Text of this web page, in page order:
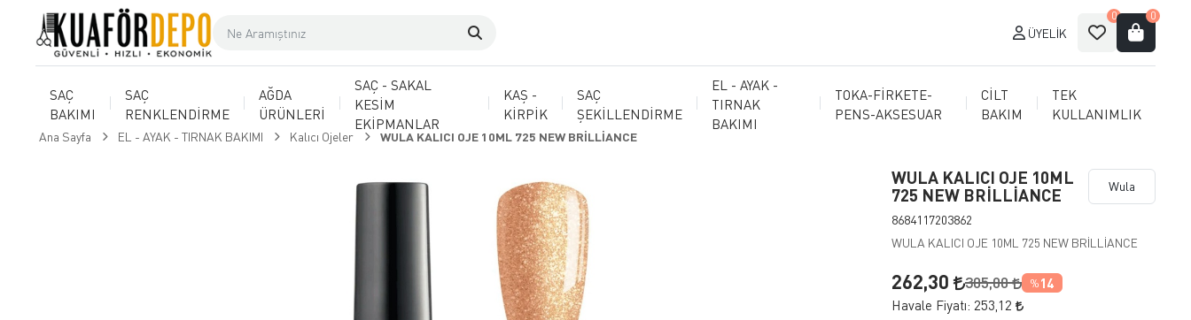
ÜYELIK
0 0
SAÇ
BAKIMI
SAÇ
RENKLENDİRME
AĞDA
ÜRÜNLERİ
SAÇ - SAKAL
KESİM
EKİPMANLAR
KAŞ -
KİRPİK
SAÇ
ŞEKİLLENDİRME
EL - AYAK -
TIRNAK
BAKIMI
TOKA-FİRKETE-
PENS-AKSESUAR
CİLT
BAKIM
TEK
KULLANIMLIK
Ana Sayfa EL - AYAK - TIRNAK BAKIMI Kalıcı Ojeler WULA KALICI OJE 10ML 725 NEW BRİLLİANCE
WULA KALICI OJE 10ML
725 NEW BRİLLİANCE
8684117203862
Wula
WULA KALICI OJE 10ML 725 NEW BRİLLİANCE
262,30 305,00 % 14
Havale Fiyatı: 253,12